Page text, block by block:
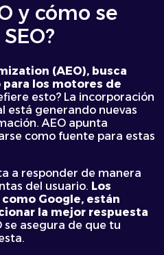
y cómo se
(AEO), busca
los motores de
esto? La incorporación
está generando nuevas
AEO apunta
como fuente para estas
a responder de manera
del usuario. Los
Google, están
la mejor respuesta
se asegura de que tu